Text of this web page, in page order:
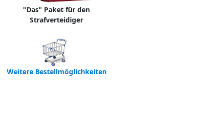
"Das" Paket für den
Strafverteidiger
Weitere Bestellmöglichkeiten